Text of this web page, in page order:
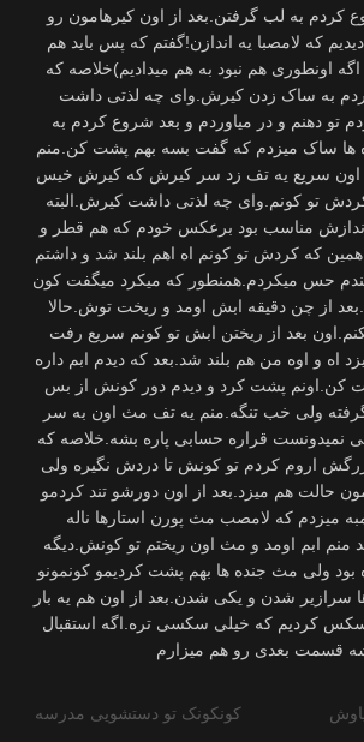
کردم به لب گرفتن.بعد از اون کیرهامون رو
که لامصبا یه اندازن!گفتم که پس باید هم
اگه اونطوری هم نبود به هم میدادیم)خلاصه که
به ساک زدن کیرش.وای چه لذتی داشت
تو دهنم و در میاوردم و بعد شروع کردم به
ساک میزدم که گفت بسه بهم پشت کن.منم
اون سریع یه تف زد سر کیرش که کیرش خیس
تو کونم.وای چه لذتی داشت کیرش.البته
مناسب بود برعکس خودم که هم قطر و
که کردش تو کونم اه اهم بلند شد و داشتم
حس میکردم.همنطور که میکرد میگفت کون
از چن دقیقه ابش اومد و ریخت توش.حالا
بعد از ریختن ابش تو کونم سریع رفت
اه و اوه من هم بلند شد.بعد که دیدم ابم داره
کن.اونم پشت کرد و دیدم دور کونش از بس
ولی خب تنگه.منم یه تف مث اون به سر
نمیدونست قراره حسابی پاره بشه.خلاصه که
اروم کردم تو کونش تا دردش نگیره ولی
حالت هم میزد.بعد از اون دورشو تند کردمو
میزدم که لامصب مث پورن استارها ناله
منم ابم اومد و مث اون ریختم تو کونش.دیگه
بود ولی مث جنده ها بهم پشت کردیمو کونمونو
سرازیر شدن و یکی شدن.بعد از اون هم یه بار
کردیم که خیلی سکسی تره.اگه استقبال
کونکونک تو دستشویی مدرسه